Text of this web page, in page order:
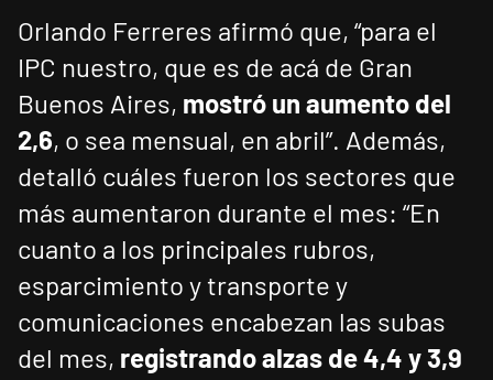
Orlando Ferreres afirmó que, “para el
IPC nuestro, que es de acá de Gran
Buenos Aires, mostró un aumento del
2,6, o sea mensual, en abril”. Además,
detalló cuáles fueron los sectores que
más aumentaron durante el mes: “En
cuanto a los principales rubros,
esparcimiento y transporte y
comunicaciones encabezan las subas
del mes, registrando alzas de 4,4 y 3,9